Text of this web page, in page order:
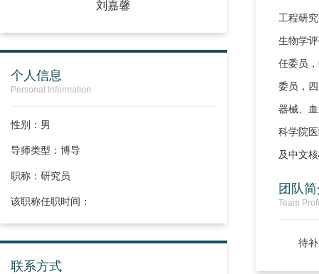
刘嘉馨
个人信息
Personal Information
性别：男
导师类型：博导
职称：研究员
该职称任职时间：
联系方式
工程研
生物学
任委员
委员，
器械、
科学院
及中文
团队
Team
待